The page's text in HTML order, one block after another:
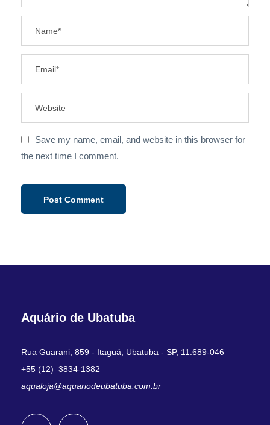
Save my name, email, and website in this browser for
the next time I comment.
Aquário de Ubatuba
Rua Guarani, 859 - Itaguá, Ubatuba - SP, 11.689-046
+55 (12) 3834-1382
aqualoja@aquariodeubatuba.com.br